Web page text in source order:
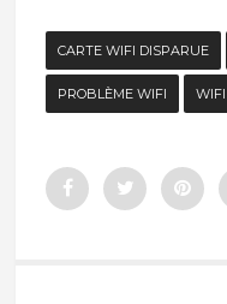
CARTE WIFI DISPARUE
PROBLÈME WIFI WIFI